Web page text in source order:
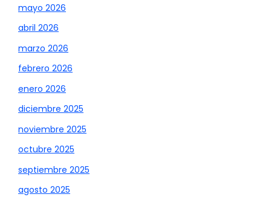
mayo 2026
abril 2026
marzo 2026
febrero 2026
enero 2026
diciembre 2025
noviembre 2025
octubre 2025
septiembre 2025
agosto 2025